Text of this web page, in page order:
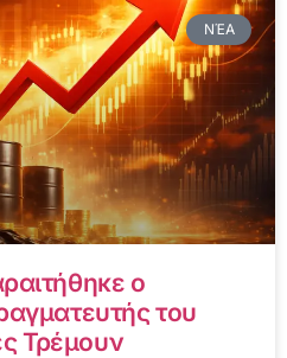
ΝΈΑ
ο
του
Τρέμουν